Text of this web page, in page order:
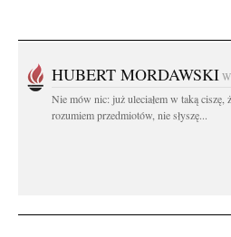
HUBERT MORDAWSKI
Nie mów nic: już uleciałem w taką ciszę,
rozumiem przedmiotów, nie słyszę...